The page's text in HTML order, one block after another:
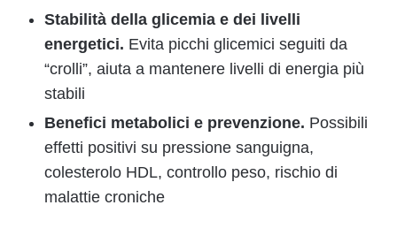
Stabilità della glicemia e dei livelli
energetici. Evita picchi glicemici seguiti da
“crolli”, aiuta a mantenere livelli di energia più
stabili
Benefici metabolici e prevenzione. Possibili
effetti positivi su pressione sanguigna,
colesterolo HDL, controllo peso, rischio di
malattie croniche